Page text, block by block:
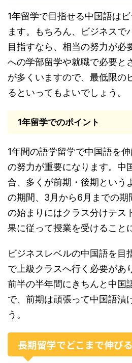
1年留学で目指せる中国語は
ます。もちろん、ビジネスで
目指すなら、相当の努力が必
への学部留学や就職で必要と
が多くいますので、最低限の
るといってもよいでしょう。
1年留学でのポイント
1年間の語学留学で中国語を
の努力が重要になります。中
合、多くが前期・後期という
の期間、3月から6月までの期
の始まりにはクラス分けテス
果に従って授業を受けること
ビジネスレベルの中国語を目
で上級クラスへ行く必要があ
前半の半年間にきちんと中国
で、前期は頑張って中国語漬
う。
長期留学でどこまで伸び